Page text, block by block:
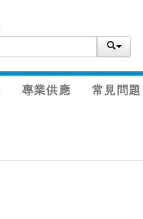
專業供應 常見問題